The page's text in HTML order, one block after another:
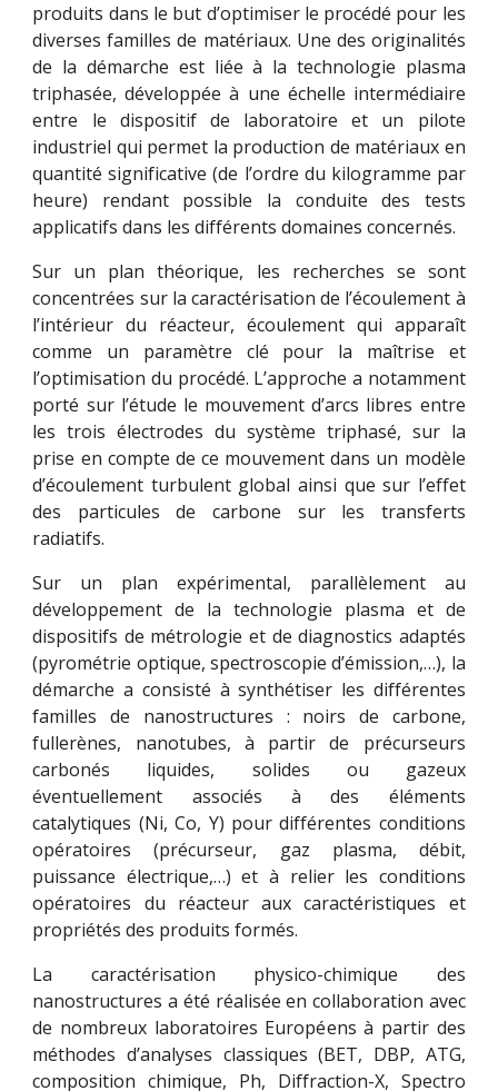
produits dans le but d’optimiser le procédé pour les
diverses familles de matériaux. Une des originalités
de la démarche est liée à la technologie plasma
triphasée, développée à une échelle intermédiaire
entre le dispositif de laboratoire et un pilote
industriel qui permet la production de matériaux en
quantité significative (de l’ordre du kilogramme par
heure) rendant possible la conduite des tests
applicatifs dans les différents domaines concernés.
Sur un plan théorique, les recherches se sont
concentrées sur la caractérisation de l’écoulement à
l’intérieur du réacteur, écoulement qui apparaît
comme un paramètre clé pour la maîtrise et
l’optimisation du procédé. L’approche a notamment
porté sur l’étude le mouvement d’arcs libres entre
les trois électrodes du système triphasé, sur la
prise en compte de ce mouvement dans un modèle
d’écoulement turbulent global ainsi que sur l’effet
des particules de carbone sur les transferts
radiatifs.
Sur un plan expérimental, parallèlement au
développement de la technologie plasma et de
dispositifs de métrologie et de diagnostics adaptés
(pyrométrie optique, spectroscopie d’émission,…), la
démarche a consisté à synthétiser les différentes
familles de nanostructures : noirs de carbone,
fullerènes, nanotubes, à partir de précurseurs
carbonés liquides, solides ou gazeux
éventuellement associés à des éléments
catalytiques (Ni, Co, Y) pour différentes conditions
opératoires (précurseur, gaz plasma, débit,
puissance électrique,…) et à relier les conditions
opératoires du réacteur aux caractéristiques et
propriétés des produits formés.
La caractérisation physico-chimique des
nanostructures a été réalisée en collaboration avec
de nombreux laboratoires Européens à partir des
méthodes d’analyses classiques (BET, DBP, ATG,
composition chimique, Ph, Diffraction-X, Spectro